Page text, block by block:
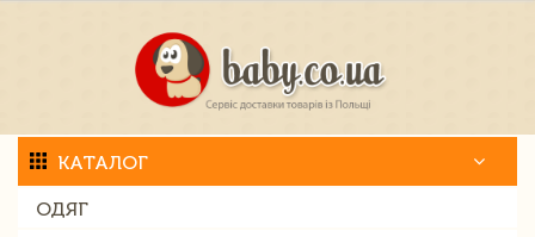
КАТАЛОГ
ОДЯГ